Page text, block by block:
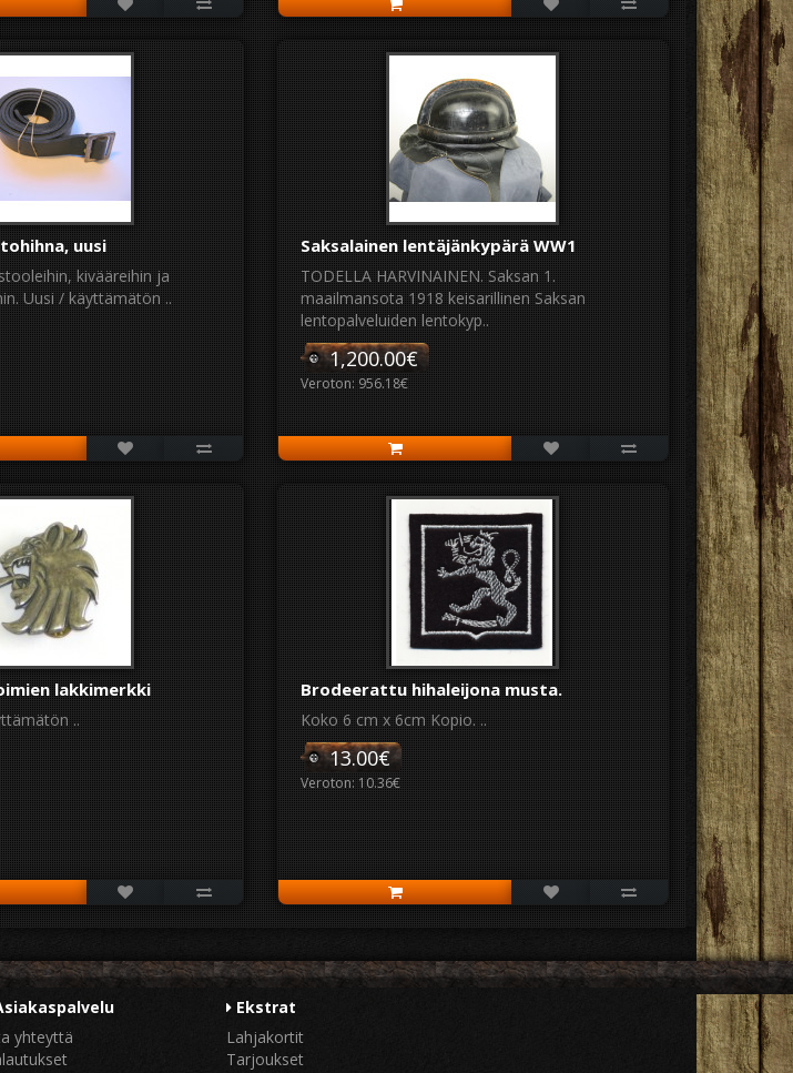
uusi
kivääreihin ja
Uusi / käyttämätön ..
Saksalainen lentäjänkypärä WW1
TODELLA HARVINAINEN. Saksan 1.
maailmansota 1918 keisarillinen Saksan
lentopalveluiden lentokyp..
1,200.00€
Veroton: 956.18€
lakkimerkki
..
Brodeerattu hihaleijona musta.
Koko 6 cm x 6cm Kopio. ..
13.00€
Veroton: 10.36€
yhteyttä
Ekstrat
Lahjakortit
Tarjoukset